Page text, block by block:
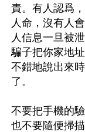
責。有人認爲
人命，沒有人
人信息一旦被
騙子把你家地
不錯地說出來
了。
不要把手機的
也不要隨便掃